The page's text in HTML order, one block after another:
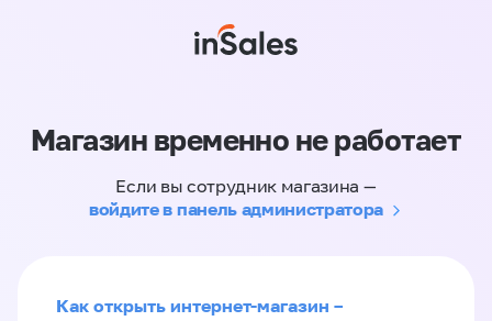
Магазин временно не работает
Если вы сотрудник магазина —
войдите в панель администратора
Как открыть интернет-магазин –